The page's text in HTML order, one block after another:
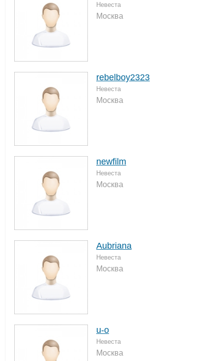
Невеста
Москва
rebelboy2323
Невеста
Москва
newfilm
Невеста
Москва
Aubriana
Невеста
Москва
u-o
Невеста
Москва